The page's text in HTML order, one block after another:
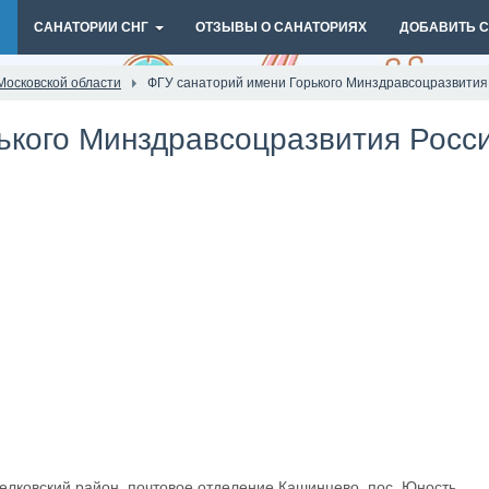
САНАТОРИИ СНГ ОТЗЫВЫ О САНАТОРИЯХ ДОБАВИТЬ
области ФГУ санаторий имени Горького
Минздравсоцразвития